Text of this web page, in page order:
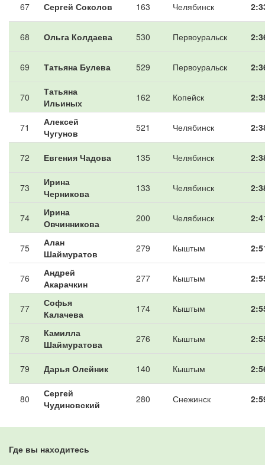
67 Сергей Соколов 163 Челябинск
68 Ольга Колдаева 530 Первоуральск
69 Татьяна Булева 529 Первоуральск
70
Татьяна
Ильиных
162 Копейск
71
Алексей
Чугунов
521 Челябинск
72 Евгения Чадова 135 Челябинск
73
Ирина
Черникова
133 Челябинск
74
Ирина
Овчинникова
200 Челябинск
75
Алан
Шаймуратов
279 Кыштым
76
Андрей
Акарачкин
277 Кыштым
77
Софья
Калачева
174 Кыштым
78
Камилла
Шаймуратова
276 Кыштым
79 Дарья Олейник 140 Кыштым
80
Сергей
Чудиновский
280 Снежинск
Где вы находитесь